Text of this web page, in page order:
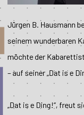
Jürgen B. Hausmann
seinem wunderbaren
möchte der
– auf seiner „Dat is e
„Dat is e Ding!“, freut